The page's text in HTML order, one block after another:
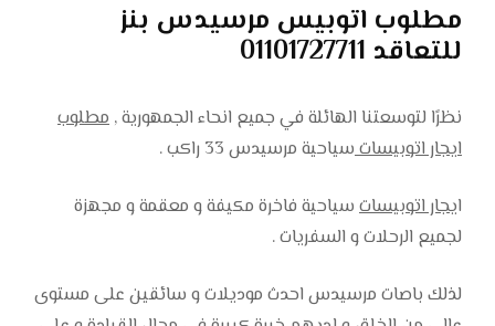
مطلوب اتوبيس مرسيدس بنز
للتعاقد 01101727711
نظرًا لتوسعتنا الهائلة في جميع انحاء الجمهورية , مطلوب
ايجار اتوبيساتسياحية مرسيدس 33 راكب .
ايجار اتوبيسات سياحية فاخرة مكيفة و معقمة و مجهزة
لجميع الرحلات و السفريات .
لذلك باصات مرسيدس احدث موديلات و سائقين على مستوى